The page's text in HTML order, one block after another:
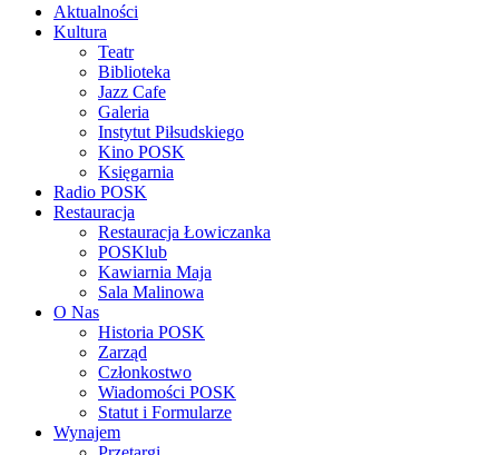
Aktualności
Kultura
Teatr
Biblioteka
Jazz Cafe
Galeria
Instytut Piłsudskiego
Kino POSK
Księgarnia
Radio POSK
Restauracja
Restauracja Łowiczanka
POSKlub
Kawiarnia Maja
Sala Malinowa
O Nas
Historia POSK
Zarząd
Członkostwo
Wiadomości POSK
Statut i Formularze
Wynajem